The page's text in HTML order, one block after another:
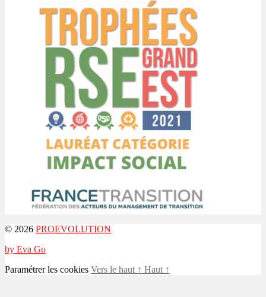
© 2026 PROEVOLUTION
by Eva Go
Paramétrer les cookies Vers le haut ↑ Haut ↑